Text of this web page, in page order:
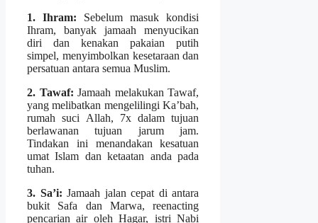
1. Ihram: Sebelum masuk kondisi
Ihram, banyak jamaah menyucikan
diri dan kenakan pakaian putih
simpel, menyimbolkan kesetaraan dan
persatuan antara semua Muslim.
2. Tawaf: Jamaah melakukan Tawaf,
yang melibatkan mengelilingi Ka’bah,
rumah suci Allah, 7x dalam tujuan
berlawanan tujuan jarum jam.
Tindakan ini menandakan kesatuan
umat Islam dan ketaatan anda pada
tuhan.
3. Sa’i: Jamaah jalan cepat di antara
bukit Safa dan Marwa, reenacting
pencarian air oleh Hagar, istri Nabi